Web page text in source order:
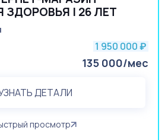
| 26 ЛЕТ
1 950 000 ₽
135 000/мес
ДЕТАЛИ
просмотр